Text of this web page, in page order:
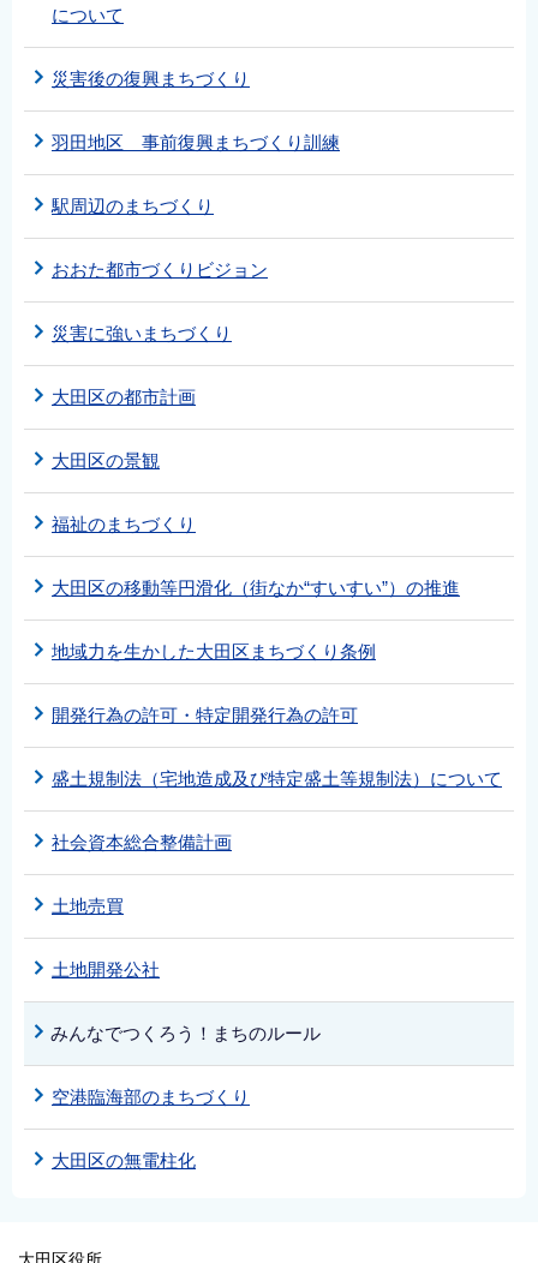
について
災害後の復興まちづくり
羽田地区 事前復興まちづくり訓練
駅周辺のまちづくり
おおた都市づくりビジョン
災害に強いまちづくり
大田区の都市計画
大田区の景観
福祉のまちづくり
大田区の移動等円滑化（街なか“すいすい”）の推進
地域力を生かした大田区まちづくり条例
開発行為の許可・特定開発行為の許可
盛土規制法（宅地造成及び特定盛土等規制法）について
社会資本総合整備計画
土地売買
土地開発公社
みんなでつくろう！まちのルール
空港臨海部のまちづくり
大田区の無電柱化
大田区役所